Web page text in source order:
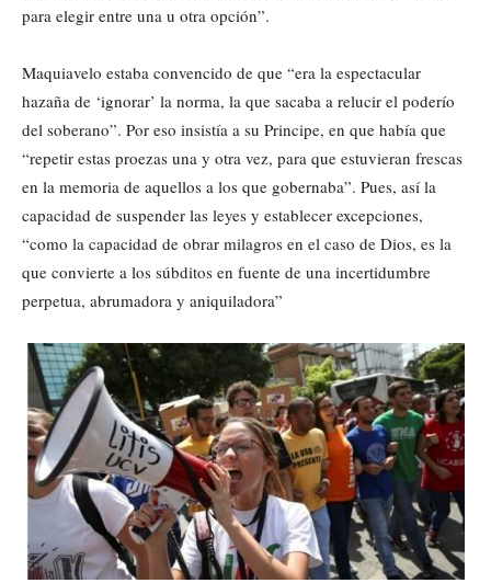
para elegir entre una u otra opción”.
Maquiavelo estaba convencido de que “era la espectacular
hazaña de ‘ignorar’ la norma, la que sacaba a relucir el poderío
del soberano”. Por eso insistía a su Principe, en que había que
“repetir estas proezas una y otra vez, para que estuvieran frescas
en la memoria de aquellos a los que gobernaba”. Pues, así la
capacidad de suspender las leyes y establecer excepciones,
“como la capacidad de obrar milagros en el caso de Dios, es la
que convierte a los súbditos en fuente de una incertidumbre
perpetua, abrumadora y aniquiladora”